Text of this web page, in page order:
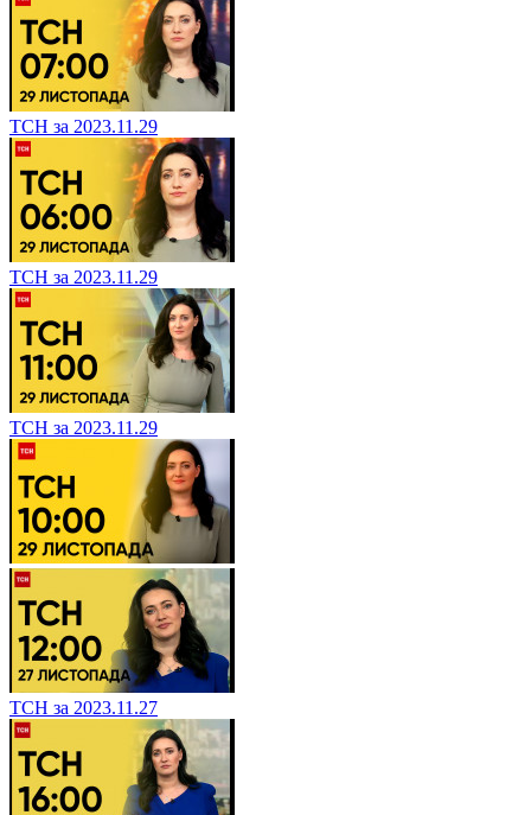
ТСН за 2023.11.29
ТСН за 2023.11.29
ТСН за 2023.11.29
ТСН за 2023.11.27